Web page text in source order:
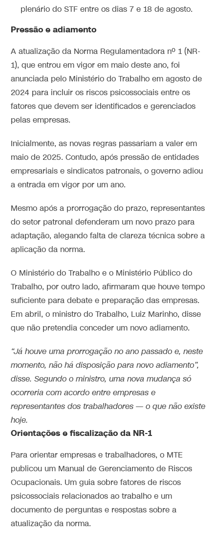
plenário do STF entre os dias 7 e 18 de agosto.
Pressão e adiamento
A atualização da Norma Regulamentadora nº 1 (NR-
1), que entrou em vigor em maio deste ano, foi
anunciada pelo Ministério do Trabalho em agosto de
2024 para incluir os riscos psicossociais entre os
fatores que devem ser identificados e gerenciados
pelas empresas.
Inicialmente, as novas regras passariam a valer em
maio de 2025. Contudo, após pressão de entidades
empresariais e sindicatos patronais, o governo adiou
a entrada em vigor por um ano.
Mesmo após a prorrogação do prazo, representantes
do setor patronal defenderam um novo prazo para
adaptação, alegando falta de clareza técnica sobre a
aplicação da norma.
O Ministério do Trabalho e o Ministério Público do
Trabalho, por outro lado, afirmaram que houve tempo
suficiente para debate e preparação das empresas.
Em abril, o ministro do Trabalho, Luiz Marinho, disse
que não pretendia conceder um novo adiamento.
“Já houve uma prorrogação no ano passado e, neste
momento, não há disposição para novo adiamento”,
disse. Segundo o ministro, uma nova mudança só
ocorreria com acordo entre empresas e
representantes dos trabalhadores — o que não existe
hoje.
Orientações e fiscalização da NR-1
Para orientar empresas e trabalhadores, o MTE
publicou um Manual de Gerenciamento de Riscos
Ocupacionais. Um guia sobre fatores de riscos
psicossociais relacionados ao trabalho e um
documento de perguntas e respostas sobre a
atualização da norma.